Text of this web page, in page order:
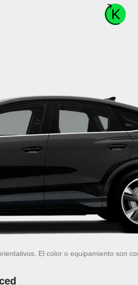
El color o equipamiento son